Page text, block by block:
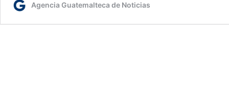
Agencia Guatemalteca de Noticias